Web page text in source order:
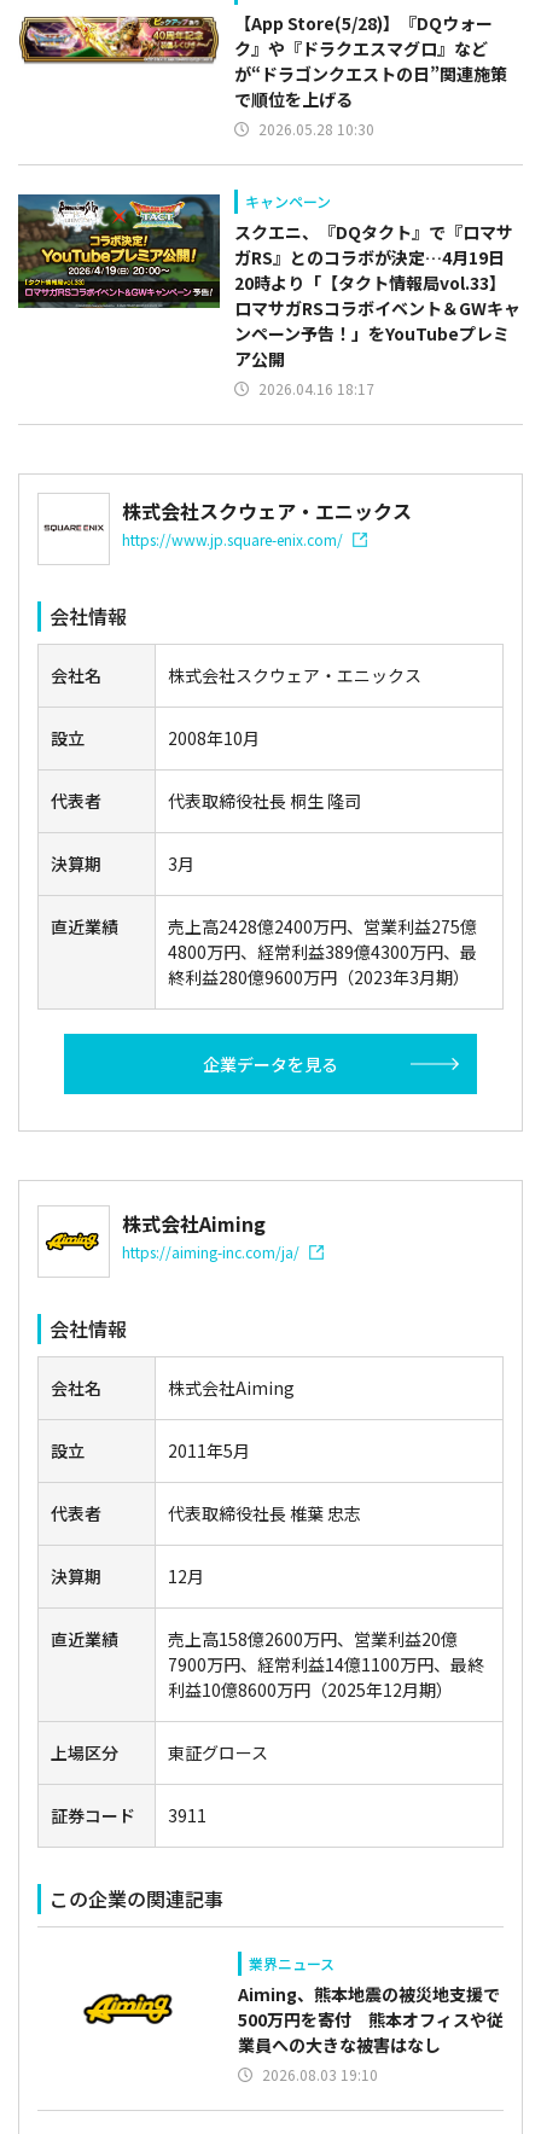
【App Store(5/28)】『DQウォー
ク』や『ドラクエスマグロ』など
が“ドラゴンクエストの日”関連施策
で順位を上げる
2026.05.28 10:30
キャンペーン
スクエニ、『DQタクト』で『ロマサ
ガRS』とのコラボが決定…4月19日
20時より「【タクト情報局vol.33】
ロマサガRSコラボイベント＆GWキャ
ンペーン予告！」をYouTubeプレミ
ア公開
2026.04.16 18:17
株式会社スクウェア・エニックス
https://www.jp.square-enix.com/
会社情報
会社名 株式会社スクウェア・エニックス
設立 2008年10月
代表者 代表取締役社長 桐生 隆司
決算期 3月
直近業績
売上高2428億2400万円、営業利益275億
4800万円、経常利益389億4300万円、最
終利益280億9600万円（2023年3月期）
企業データを見る
株式会社Aiming
https://aiming-inc.com/ja/
会社情報
会社名 株式会社Aiming
設立 2011年5月
代表者 代表取締役社長 椎葉 忠志
決算期 12月
直近業績
売上高158億2600万円、営業利益20億
7900万円、経常利益14億1100万円、最終
利益10億8600万円（2025年12月期）
上場区分 東証グロース
証券コード 3911
この企業の関連記事
業界ニュース
Aiming、熊本地震の被災地支援で
500万円を寄付 熊本オフィスや従
業員への大きな被害はなし
2026.08.03 19:10